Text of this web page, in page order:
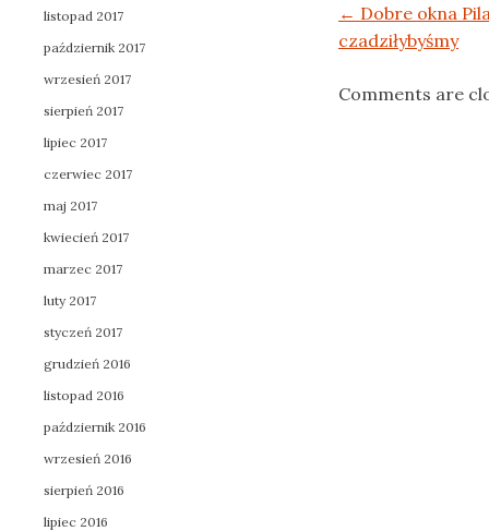
Post navigation
← Dobre okna
czadziłybyśmy
Comments are
listopad 2017
październik 2017
wrzesień 2017
sierpień 2017
lipiec 2017
czerwiec 2017
maj 2017
kwiecień 2017
marzec 2017
luty 2017
styczeń 2017
grudzień 2016
listopad 2016
październik 2016
wrzesień 2016
sierpień 2016
lipiec 2016